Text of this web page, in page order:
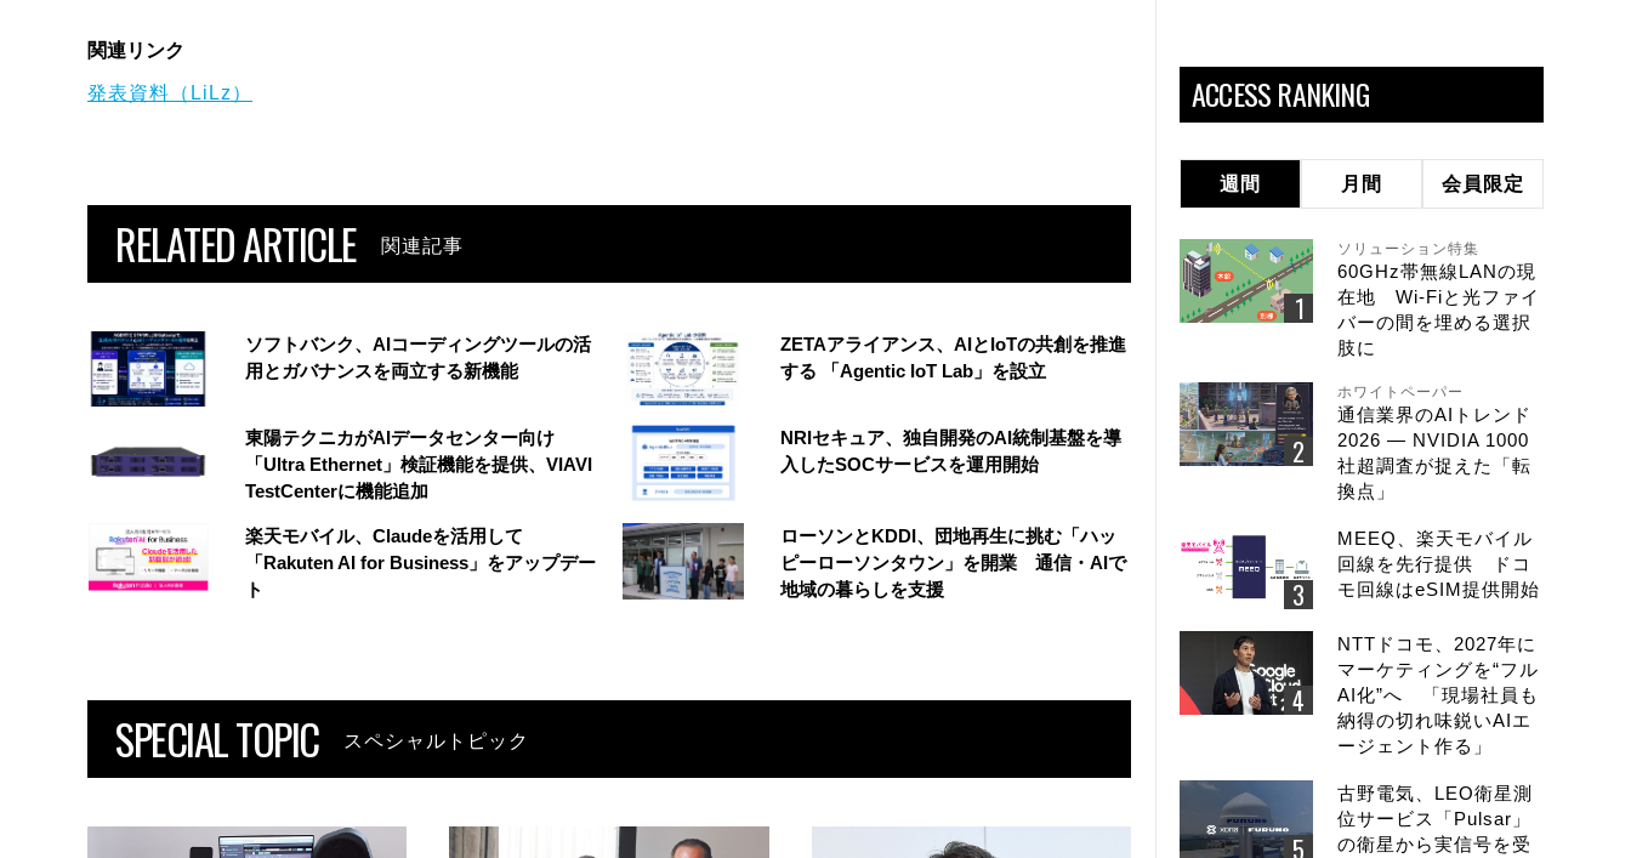
関連リンク
発表資料（LiLz）
RELATED ARTICLE 関連記事
ソフトバンク、AIコーディングツールの活
用とガバナンスを両立する新機能
ZETAアライアンス、AIとIoTの共創を推進
する 「Agentic IoT Lab」を設立
東陽テクニカがAIデータセンター向け
「Ultra Ethernet」検証機能を提供、VIAVI
TestCenterに機能追加
NRIセキュア、独自開発のAI統制基盤を導
入したSOCサービスを運用開始
楽天モバイル、Claudeを活用して
「Rakuten AI for Business」をアップデー
ト
ローソンとKDDI、団地再生に挑む「ハッ
ピーローソンタウン」を開業 通信・AIで
地域の暮らしを支援
SPECIAL TOPIC スペシャルトピック
ACCESS RANKING
週間 月間 会員限定
ソリューション特集
60GHz帯無線LANの現
在地 Wi-Fiと光ファイ
バーの間を埋める選択
肢に
ホワイトペーパー
通信業界のAIトレンド
2026 ― NVIDIA 1000
社超調査が捉えた「転
換点」
MEEQ、楽天モバイル
回線を先行提供 ドコ
モ回線はeSIM提供開始
NTTドコモ、2027年に
マーケティングを“フル
AI化”へ 「現場社員も
納得の切れ味鋭いAIエ
ージェント作る」
古野電気、LEO衛星測
位サービス「Pulsar」
の衛星から実信号を受